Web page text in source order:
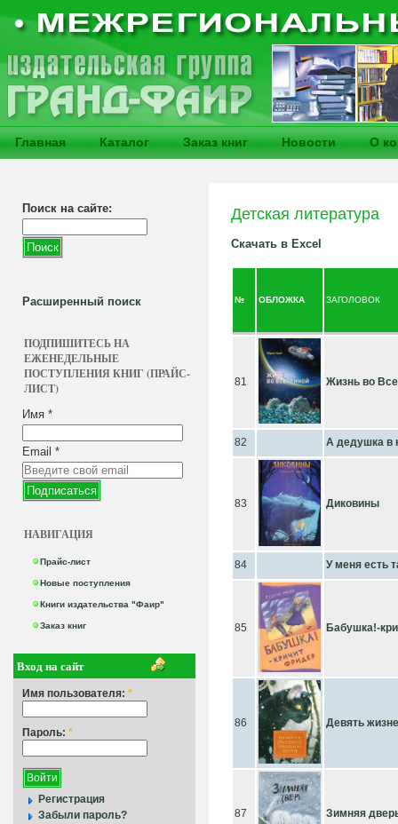
Главная Каталог Заказ книг Новости О
Поиск на сайте:
Расширенный поиск
ПОДПИШИТЕСЬ НА
ЕЖЕНЕДЕЛЬНЫЕ
ПОСТУПЛЕНИЯ КНИГ (ПРАЙС-
ЛИСТ)
Имя *
Email *
НАВИГАЦИЯ
Прайс-лист
Новые поступления
Книги издательства "Фаир"
Заказ книг
Вход на сайт
Имя пользователя: *
Пароль: *
Регистрация
Забыли пароль?
Детская литература
Скачать в Excel
№ ОБЛОЖКА ЗАГОЛОВОК
81 Жизнь во
82 А дедушка в
83 Диковины
84 У меня есть
85 Бабушка!-
86 Девять
87 Зимняя